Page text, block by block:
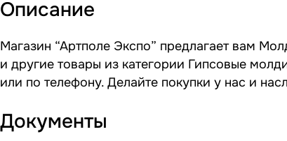
Описание
Магазин “Артполе Экспо” предлагает вам
и другие товары из категории Гипсовые
или по телефону. Делайте покупки у нас и
Документы